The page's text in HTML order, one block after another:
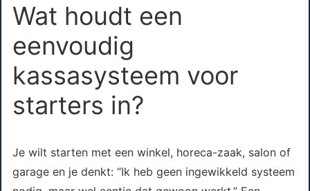
Wat houdt een
eenvoudig
kassasysteem voor
starters in?
Je wilt starten met een winkel, horeca-zaak, salon of
garage en je denkt: “Ik heb geen ingewikkeld systeem